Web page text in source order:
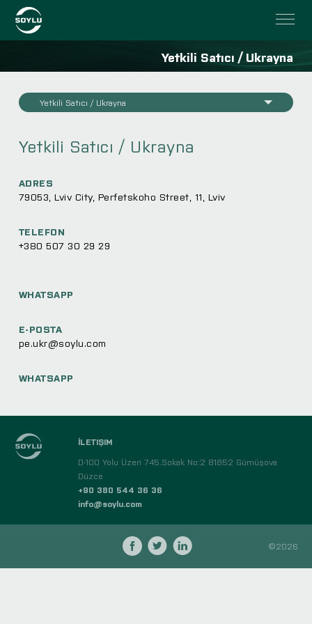
Yetkili Satıcı / Ukrayna
Yetkili Satıcı / Ukrayna
Yetkili Satıcı / Ukrayna
ADRES
79053, Lviv City, Perfetskoho Street, 11, Lviv
TELEFON
+380 507 30 29 29
WHATSAPP
E-POSTA
pe.ukr@soylu.com
WHATSAPP
İLETIŞIM
D-100 Yolu Üzeri 745.Sokak No:2 81852 Gümüşova
Düzce
+90 380 544 36 36
info@soylu.com
©2026